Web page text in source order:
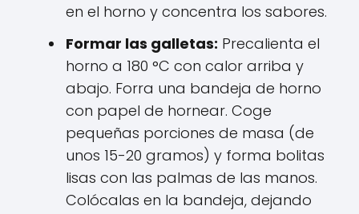
en el horno y concentra los sabores.
Formar las galletas: Precalienta el
horno a 180 °C con calor arriba y
abajo. Forra una bandeja de horno
con papel de hornear. Coge
pequeñas porciones de masa (de
unos 15-20 gramos) y forma bolitas
lisas con las palmas de las manos.
Colócalas en la bandeja, dejando